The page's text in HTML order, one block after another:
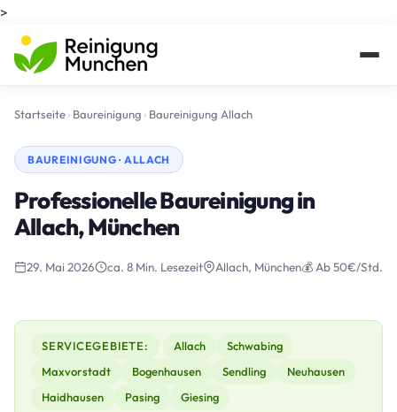
>
Startseite› Baureinigung › Baureinigung Allach
BAUREINIGUNG · ALLACH
Professionelle Baureinigung in
Allach, München
29. Mai 2026 ca. 8 Min. Lesezeit Allach, München💰 Ab 50€/Std.
SERVICEGEBIETE: Allach
Schwabing
Maxvorstadt
Bogenhausen Sendling
Neuhausen
Haidhausen
Pasing Giesing